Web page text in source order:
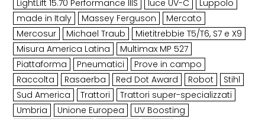
LightLift 15.70 Performance IIIS
luce UV-C
Luppolo
made in Italy
Massey Ferguson
Mercato
Mercosur
Michael Traub
Mietitrebbie T5/T6, S7 e X9
Misura America Latina
Multimax MP 527
Piattaforma
Pneumatici
Prove in campo
Raccolta
Rasaerba Red Dot Award Robot
Stihl
Sud America
Trattori
Trattori super-specializzati
Umbria
Unione Europea
UV Boosting